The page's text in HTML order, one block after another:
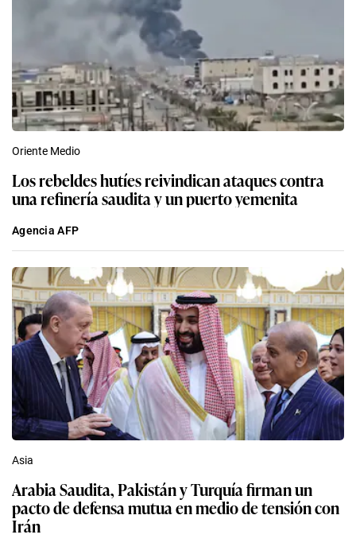
Oriente Medio
Los rebeldes hutíes reivindican ataques contra
una refinería saudita y un puerto yemenita
Agencia AFP
Asia
Arabia Saudita, Pakistán y Turquía firman un
pacto de defensa mutua en medio de tensión con
Irán